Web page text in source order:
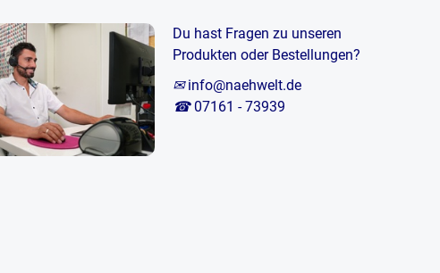
Du hast Fragen zu unseren
Produkten oder Bestellungen?
✉ info@naehwelt.de
☎ 07161 - 73939